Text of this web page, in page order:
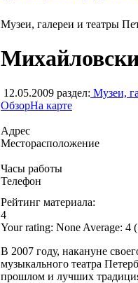
Музеи, галереи и театры
12.05.2009 раздел: Музеи,
ОбзорНа карте
Адрес
Месторасположение
Часы работы
Телефон
Рейтинг материала:
4
Your rating: None Average: 4 (
В 2007 году, накануне
музыкального театра
прошлом и лучших